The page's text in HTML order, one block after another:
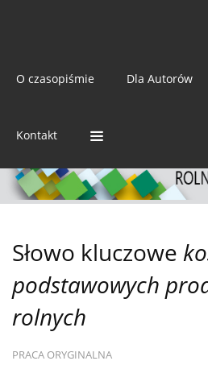
O czasopiśmie Dla Autorów
Kontakt
Słowo kluczowe
podstawowych
rolnych
PRACA ORYGINALNA